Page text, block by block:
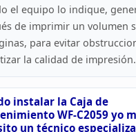
el equipo lo indique,
de imprimir un volumen
para evitar
la calidad de impresión.
instalar la Caja de
WF-C2059 yo
un técnico